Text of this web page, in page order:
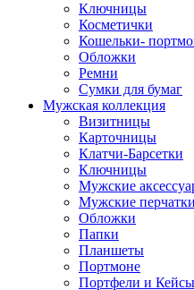
Ключницы
Косметички
Кошельки-
Обложки
Ремни
Сумки для бумаг
Мужская коллекция
Визитницы
Карточницы
Клатчи-Барсетки
Ключницы
Мужские
Мужские перчатки
Обложки
Папки
Планшеты
Портмоне
Портфели и Кейсы